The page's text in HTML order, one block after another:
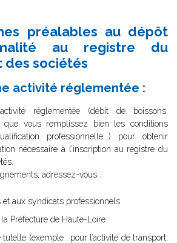
préalables au dépôt
au registre du
des sociétés
activité réglementée :
réglementée (débit de boissons,
que vous remplissez bien les conditions
professionnelle...) pour obtenir
nécessaire à l’inscription au registre du
adressez-vous :
et aux syndicats professionnels
Préfecture de Haute-Loire
(exemple : pour l’activité de transport,